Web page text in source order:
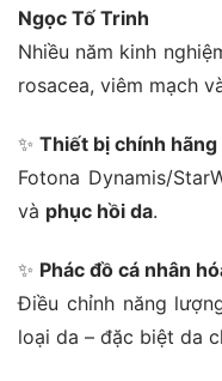
Ngọc Tố Trinh
Nhiều năm kinh
rosacea, viêm mạch
✨ Thiết bị chính hãng
Fotona Dynamis/
và phục hồi da.
✨ Phác đồ cá nhân
Điều chỉnh năng
loại da – đặc biệt da